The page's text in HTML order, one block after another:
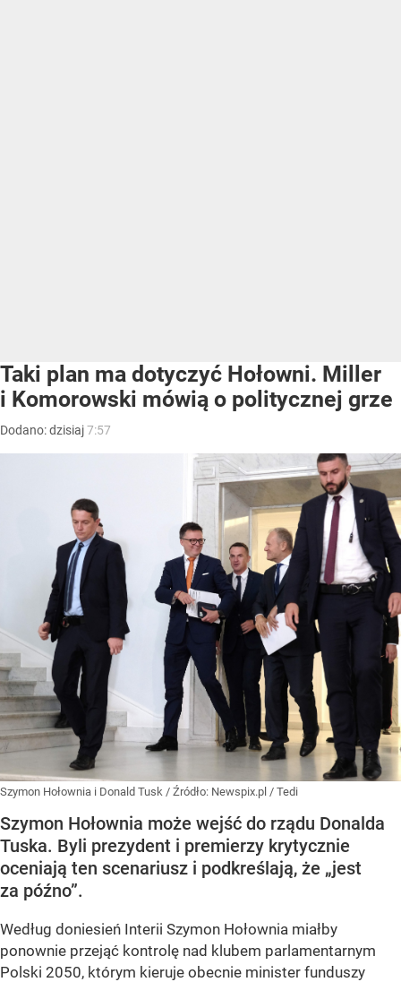
Taki plan ma dotyczyć Hołowni. Miller
i Komorowski mówią o politycznej grze
Dodano:dzisiaj7:57
Szymon Hołownia i Donald Tusk / Źródło: Newspix.pl / Tedi
Szymon Hołownia może wejść do rządu Donalda
Tuska. Byli prezydent i premierzy krytycznie
oceniają ten scenariusz i podkreślają, że „jest
za późno”.
Według doniesień Interii Szymon Hołownia miałby
ponownie przejąć kontrolę nad klubem parlamentarnym
Polski 2050, którym kieruje obecnie minister funduszy